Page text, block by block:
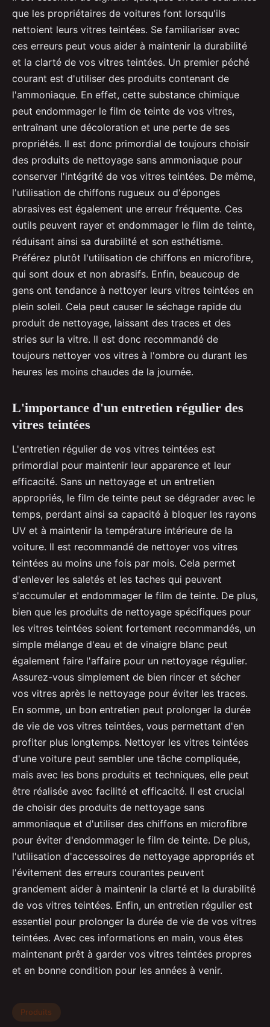
que les propriétaires de voitures font lorsqu'ils
nettoient leurs vitres teintées. Se familiariser avec
ces erreurs peut vous aider à maintenir la durabilité
et la clarté de vos vitres teintées. Un premier péché
courant est d'utiliser des produits contenant de
l'ammoniaque. En effet, cette substance chimique
peut endommager le film de teinte de vos vitres,
entraînant une décoloration et une perte de ses
propriétés. Il est donc primordial de toujours choisir
des produits de nettoyage sans ammoniaque pour
conserver l'intégrité de vos vitres teintées. De même,
l'utilisation de chiffons rugueux ou d'éponges
abrasives est également une erreur fréquente. Ces
outils peuvent rayer et endommager le film de teinte,
réduisant ainsi sa durabilité et son esthétisme.
Préférez plutôt l'utilisation de chiffons en microfibre,
qui sont doux et non abrasifs. Enfin, beaucoup de
gens ont tendance à nettoyer leurs vitres teintées en
plein soleil. Cela peut causer le séchage rapide du
produit de nettoyage, laissant des traces et des
stries sur la vitre. Il est donc recommandé de
toujours nettoyer vos vitres à l'ombre ou durant les
heures les moins chaudes de la journée.
L'importance d'un entretien régulier des
vitres teintées
L'entretien régulier de vos vitres teintées est
primordial pour maintenir leur apparence et leur
efficacité. Sans un nettoyage et un entretien
appropriés, le film de teinte peut se dégrader avec le
temps, perdant ainsi sa capacité à bloquer les rayons
UV et à maintenir la température intérieure de la
voiture. Il est recommandé de nettoyer vos vitres
teintées au moins une fois par mois. Cela permet
d'enlever les saletés et les taches qui peuvent
s'accumuler et endommager le film de teinte. De plus,
bien que les produits de nettoyage spécifiques pour
les vitres teintées soient fortement recommandés, un
simple mélange d'eau et de vinaigre blanc peut
également faire l'affaire pour un nettoyage régulier.
Assurez-vous simplement de bien rincer et sécher
vos vitres après le nettoyage pour éviter les traces.
En somme, un bon entretien peut prolonger la durée
de vie de vos vitres teintées, vous permettant d'en
profiter plus longtemps. Nettoyer les vitres teintées
d'une voiture peut sembler une tâche compliquée,
mais avec les bons produits et techniques, elle peut
être réalisée avec facilité et efficacité. Il est crucial
de choisir des produits de nettoyage sans
ammoniaque et d'utiliser des chiffons en microfibre
pour éviter d'endommager le film de teinte. De plus,
l'utilisation d'accessoires de nettoyage appropriés et
l'évitement des erreurs courantes peuvent
grandement aider à maintenir la clarté et la durabilité
de vos vitres teintées. Enfin, un entretien régulier est
essentiel pour prolonger la durée de vie de vos vitres
teintées. Avec ces informations en main, vous êtes
maintenant prêt à garder vos vitres teintées propres
et en bonne condition pour les années à venir.
Produits